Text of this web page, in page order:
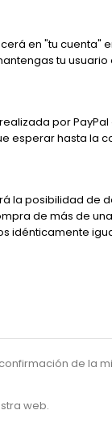
en "tu cuenta"
tu usuario
por
esperar hasta la
la posibilidad de
de más de
idénticamente
de la
web.